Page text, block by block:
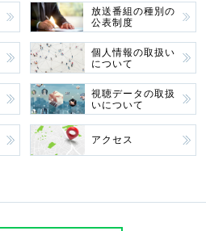
放送番組の種別の
公表制度
個人情報の取扱い
について
視聴データの取扱
いについて
アクセス